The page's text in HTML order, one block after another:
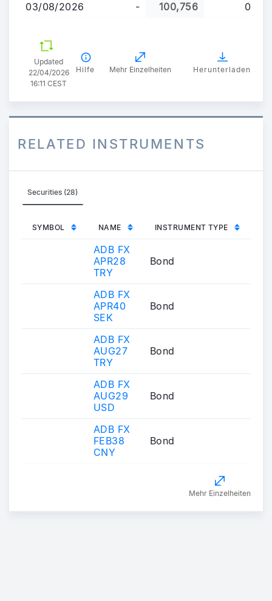
03/08/2026
- 100,756 0
Updated
22/04/2026
16:11 CEST
Hilfe Mehr Einzelheiten Herunterladen
RELATED INSTRUMENTS
Securities (28)
SYMBOL NAME INSTRUMENT TYPE
ADB FX
APR28
TRY
Bond
ADB FX
APR40
SEK
Bond
ADB FX
AUG27
TRY
Bond
ADB FX
AUG29
USD
Bond
ADB FX
FEB38
CNY
Bond
Mehr Einzelheiten